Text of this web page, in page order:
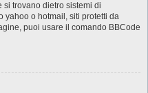
trovano dietro sistemi di
yahoo o hotmail, siti protetti da
puoi usare il comando BBCode